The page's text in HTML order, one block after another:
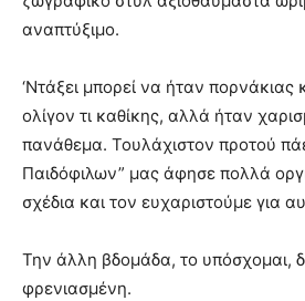
αναπτύξιμο.
‘Ντάξει μπορεί να ήταν πορνάκιας
ολίγον τι καθίκης, αλλά ήταν
πανάθεμα. Τουλάχιστον προτού
Παιδόφιλων” μας άφησε πολλά
σχέδια και τον ευχαριστούμε για
Την άλλη βδομάδα, το υπόσχομαι,
φρενιασμένη.